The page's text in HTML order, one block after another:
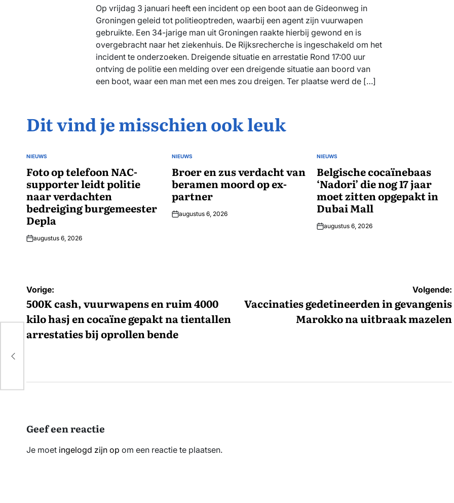
Op vrijdag 3 januari heeft een incident op een boot aan de Gideonweg in
Groningen geleid tot politieoptreden, waarbij een agent zijn vuurwapen
gebruikte. Een 34-jarige man uit Groningen raakte hierbij gewond en is
overgebracht naar het ziekenhuis. De Rijksrecherche is ingeschakeld om het
incident te onderzoeken. Dreigende situatie en arrestatie Rond 17:00 uur
ontving de politie een melding over een dreigende situatie aan boord van
een boot, waar een man met een mes zou dreigen. Ter plaatse werd de […]
Dit vind je misschien ook leuk
GEPLAATST
NIEUWS
Foto op telefoon NAC-
supporter leidt politie
naar verdachten
bedreiging burgemeester
Depla
augustus 6, 2026
GEPLAATST
NIEUWS
Broer en zus verdacht van
beramen moord op ex-
partner
augustus 6, 2026
GEPLAATST
NIEUWS
Belgische cocaïnebaas
‘Nadori’ die nog 17 jaar
moet zitten opgepakt in
Dubai Mall
augustus 6, 2026
Bericht
navigatie
Vorige:
500K cash, vuurwapens en ruim 4000
kilo hasj en cocaïne gepakt na tientallen
arrestaties bij oprollen bende
Volgende:
Vaccinaties gedetineerden in gevangenis
Marokko na uitbraak mazelen
Geef een reactie
Je moet ingelogd zijn op om een reactie te plaatsen.